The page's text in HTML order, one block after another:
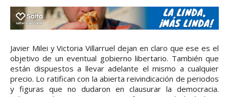
Javier Milei y Victoria Villarruel dejan en claro que ese es el
objetivo de un eventual gobierno libertario. También que
están dispuestos a llevar adelante el mismo a cualquier
precio. Lo ratifican con la abierta reivindicación de periodos
y figuras que no dudaron en clausurar la democracia.